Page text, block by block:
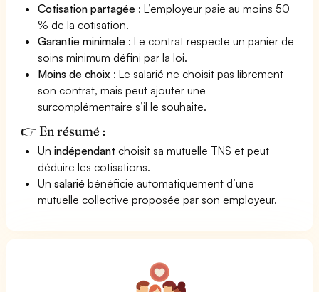
Cotisation partagée : L’employeur paie au moins 50
% de la cotisation.
Garantie minimale : Le contrat respecte un panier de
soins minimum défini par la loi.
Moins de choix : Le salarié ne choisit pas librement
son contrat, mais peut ajouter une
surcomplémentaire s’il le souhaite.
👉 En résumé :
Unindépendant choisit sa mutuelle TNS et peut
déduire les cotisations.
Unsalarié bénéficie automatiquement d’une
mutuelle collective proposée par son employeur.